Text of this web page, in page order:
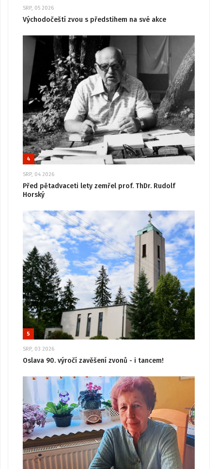
SRP, 05 2026
Východočeští zvou s předstihem na své akce
4
SRP, 04 2026
Před pětadvaceti lety zemřel prof. ThDr. Rudolf
Horský
5
SRP, 03 2026
Oslava 90. výročí zavěšení zvonů - i tancem!